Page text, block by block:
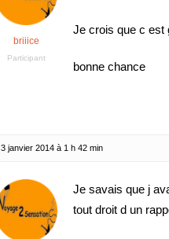
briiice
Participant
Je crois que c est
bonne chance
3 janvier 2014 à 1 h 42 min
Je savais que j
tout droit d un